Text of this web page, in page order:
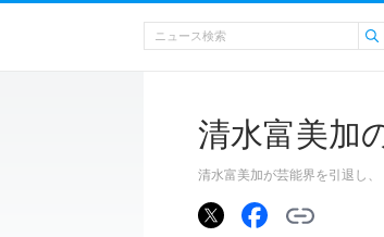
清水富美加
清水富美加が芸能界を引退し